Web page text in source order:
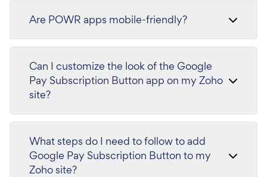
Are POWR apps mobile-friendly?
Can I customize the look of the Google
Pay Subscription Button app on my Zoho
site?
What steps do I need to follow to add
Google Pay Subscription Button to my
Zoho site?